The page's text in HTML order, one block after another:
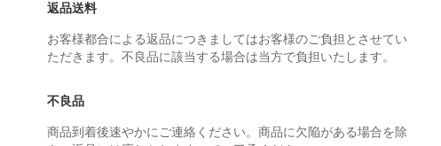
返品送料
お客様都合による返品につきましてはお客様のご負担とさせてい
ただきます。不良品に該当する場合は当方で負担いたします。
不良品
商品到着後速やかにご連絡ください。商品に欠陥がある場合を除